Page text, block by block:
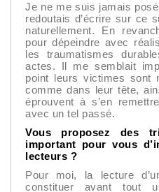
Je ne me suis jamais
redoutais d’écrire sur ce
naturellement. En
pour dépeindre avec
les traumatismes
actes. Il me semblait
point leurs victimes sont
comme dans leur tête,
éprouvent à s’en
avec un tel passé.
Vous proposez des
important pour vous
lecteurs ?
Pour moi, la lecture
constituer avant tout